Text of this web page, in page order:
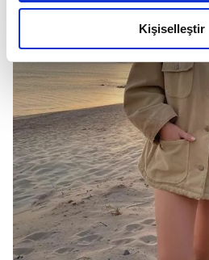
amacımızın size daha iyi bir
olduğunu ve sizlere en iyi içerikleri
elimizden gelen çabayı
reklamların maliyetlerimizi
kalemimiz olduğunu sizlere
Her halükârda, kullanıcılar, bu
takdirde, kullanıcılara hedefli
gösterilmeyecektir."
Sizlere daha iyi bir hizmet
Sitemizde kendimize ve üçüncü
kullanılmaktadır. Bu çerezler
Kişiselleştir